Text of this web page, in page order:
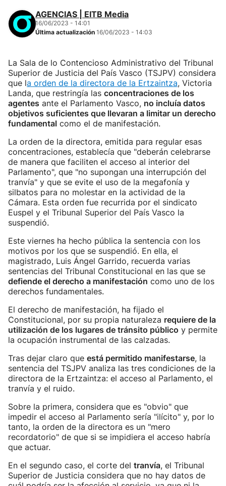
AGENCIAS | EITB Media
16/06/2023 - 14:01
Última actualización 16/06/2023 - 14:03
La Sala de lo Contencioso Administrativo del Tribunal
Superior de Justicia del País Vasco (TSJPV) considera
que la orden de la directora de la Ertzaintza, Victoria
Landa, que restringía las concentraciones de los
agentes ante el Parlamento Vasco, no incluía datos
objetivos suficientes que llevaran a limitar un derecho
fundamental como el de manifestación.
La orden de la directora, emitida para regular esas
concentraciones, establecía que "deberán celebrarse
de manera que faciliten el acceso al interior del
Parlamento", que "no supongan una interrupción del
tranvía" y que se evite el uso de la megafonía y
silbatos para no molestar en la actividad de la
Cámara. Esta orden fue recurrida por el sindicato
Euspel y el Tribunal Superior del País Vasco la
suspendió.
Este viernes ha hecho pública la sentencia con los
motivos por los que se suspendió. En ella, el
magistrado, Luis Ángel Garrido, recuerda varias
sentencias del Tribunal Constitucional en las que se
defiende el derecho a manifestación como uno de los
derechos fundamentales.
El derecho de manifestación, ha fijado el
Constitucional, por su propia naturaleza requiere de la
utilización de los lugares de tránsito público y permite
la ocupación instrumental de las calzadas.
Tras dejar claro que está permitido manifestarse, la
sentencia del TSJPV analiza las tres condiciones de la
directora de la Ertzaintza: el acceso al Parlamento, el
tranvía y el ruido.
Sobre la primera, considera que es "obvio" que
impedir el acceso al Parlamento sería "ilícito" y, por lo
tanto, la orden de la directora es un "mero
recordatorio" de que si se impidiera el acceso habría
que actuar.
En el segundo caso, el corte del tranvía, el Tribunal
Superior de Justicia considera que no hay datos de